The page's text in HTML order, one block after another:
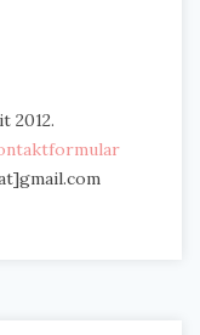
2012.